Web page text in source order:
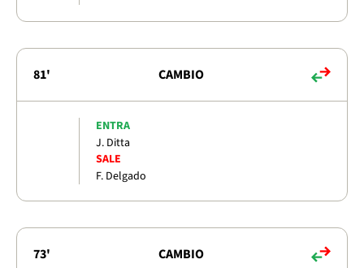
81' CAMBIO
ENTRA
J. Ditta
SALE
F. Delgado
73' CAMBIO